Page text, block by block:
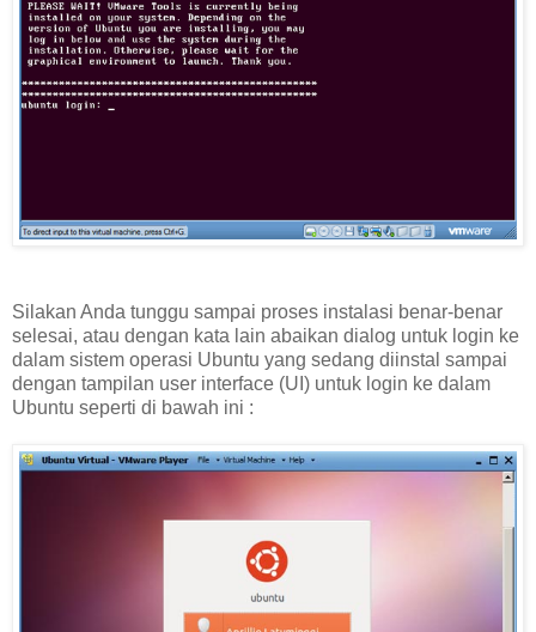
Silakan Anda tunggu sampai proses instalasi benar-benar
selesai, atau dengan kata lain abaikan dialog untuk login ke
dalam sistem operasi Ubuntu yang sedang diinstal sampai
dengan tampilan user interface (UI) untuk login ke dalam
Ubuntu seperti di bawah ini :